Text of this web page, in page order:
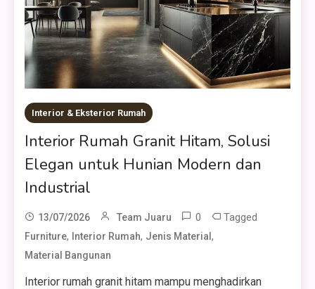
Interior & Eksterior Rumah
Interior Rumah Granit Hitam, Solusi
Elegan untuk Hunian Modern dan
Industrial
13/07/2026 Team Juaru 0 Tagged
Furniture, Interior Rumah, Jenis Material,
Material Bangunan
Interior rumah granit hitam mampu menghadirkan